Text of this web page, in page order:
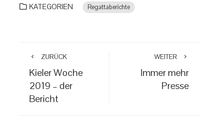
KATEGORIEN Regattaberichte
ZURÜCK
Kieler Woche
2019 – der
Bericht
WEITER
Immer mehr
Presse